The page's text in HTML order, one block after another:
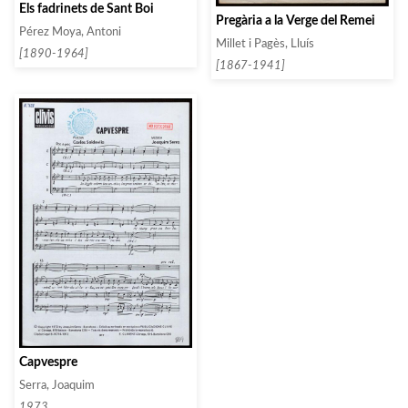
Els fadrinets de Sant Boi
Pérez Moya, Antoni
[1890-1964]
Pregària a la Verge del Remei
Millet i Pagès, Lluís
[1867-1941]
Capvespre
Serra, Joaquim